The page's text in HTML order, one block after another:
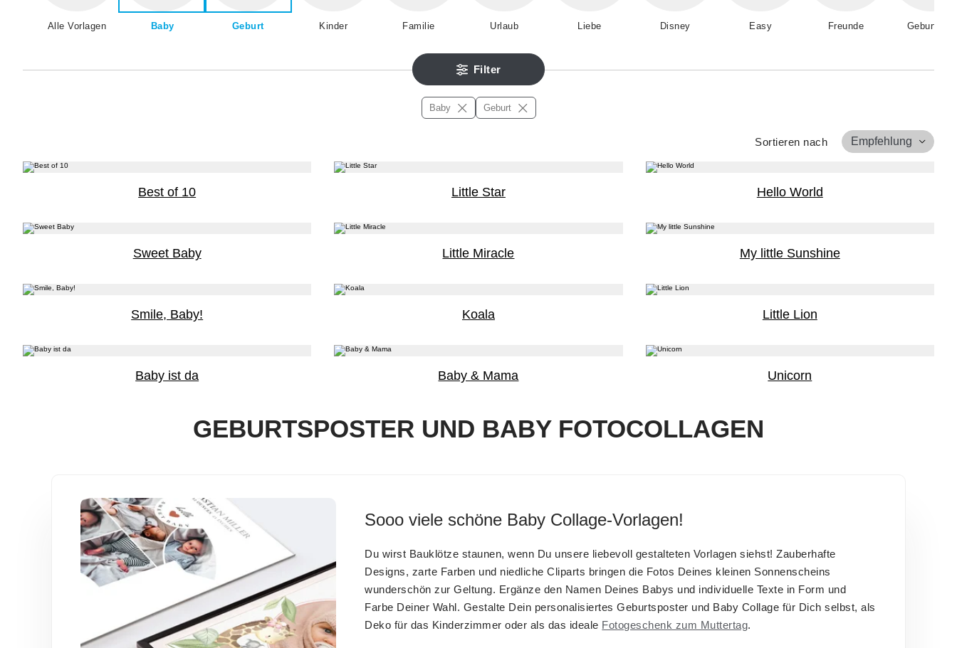
Alle Vorlagen Baby Geburt Kinder Familie Urlaub Liebe Disney Easy Freunde Geburtstag
Filter
Baby Geburt
Sortieren nach Empfehlung
Best of 10 Little Star Hello World
Sweet Baby Little Miracle My little Sunshine
Smile, Baby! Koala Little Lion
Baby ist da Baby & Mama Unicorn
GEBURTSPOSTER UND BABY FOTOCOLLAGEN
Sooo viele schöne Baby Collage-Vorlagen!
Du wirst Bauklötze staunen, wenn Du unsere liebevoll gestalteten Vorlagen siehst! Zauberhafte
Designs, zarte Farben und niedliche Cliparts bringen die Fotos Deines kleinen Sonnenscheins
wunderschön zur Geltung. Ergänze den Namen Deines Babys und individuelle Texte in Form und
Farbe Deiner Wahl. Gestalte Dein personalisiertes Geburtsposter und Baby Collage für Dich selbst, als
Deko für das Kinderzimmer oder als das ideale Fotogeschenk zum Muttertag.